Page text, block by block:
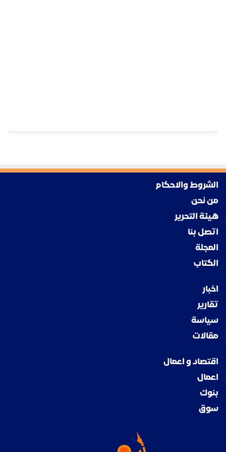
الشروط والاحكام
من نحن
هيئة التحرير
اتصل بنا
المجلة
الكتاب
اخبار
تقارير
سياسة
مقالات
اقتصاد و اعمال
اعمال
بنوك
سوق